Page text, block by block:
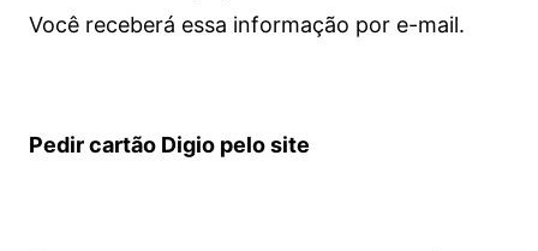
Você receberá essa informação por e-mail.
Pedir cartão Digio pelo site